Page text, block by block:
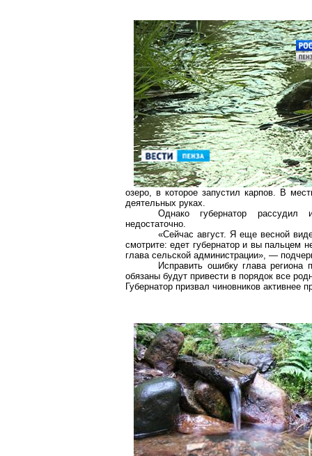
озеро, в которое запустил карпов. В
деятельных руках.
Однако губернатор рассудил
недостаточно.
«Сейчас август. Я еще весной
смотрите: едет губернатор и вы пальцем
глава сельской администрации», —
Исправить ошибку глава
обязаны будут привести в порядок все
Губернатор призвал чиновников активнее